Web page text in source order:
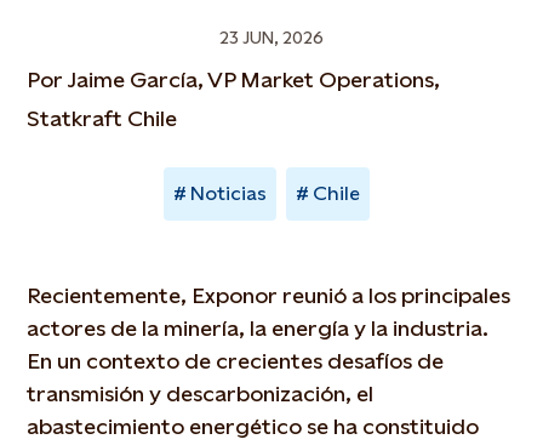
23 JUN, 2026
Por Jaime García, VP Market Operations,
Statkraft Chile
Noticias Chile
Recientemente, Exponor reunió a los principales
actores de la minería, la energía y la industria.
En un contexto de crecientes desafíos de
transmisión y descarbonización, el
abastecimiento energético se ha constituido